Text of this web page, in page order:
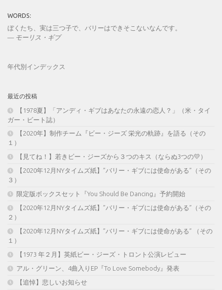
WORDS:
ぼくたち、実は三つ子で、バリーはできそこないなんです。
— モーリス・ギブ
年代別インデックス
最近の投稿
【1978夏】「アンディ・ギブはあなたの永遠の恋人？」（米・タイ
ガー・ビート誌）
【2020年】制作チーム『ビー・ジーズ 栄光の軌跡』を語る（その
１）
【見てね！】若きビー・ジーズから３つのキス（ならぬ3つの💛）
【2020年12月NYタイムズ紙】”バリー・ギブには使命がある”（その
３）
限定版ボックスセット『You Should Be Dancing』予約開始
【2020年12月NYタイムズ紙】”バリー・ギブには使命がある”（その
２）
【2020年12月NYタイムズ紙】”バリー・ギブには使命がある” （その
１）
【1973 年２月】英紙ビー・ジーズ・トロント公演レビュー
アル・グリーン、4曲入りEP『To Love Somebody』発表
【追悼】悲しいお知らせ